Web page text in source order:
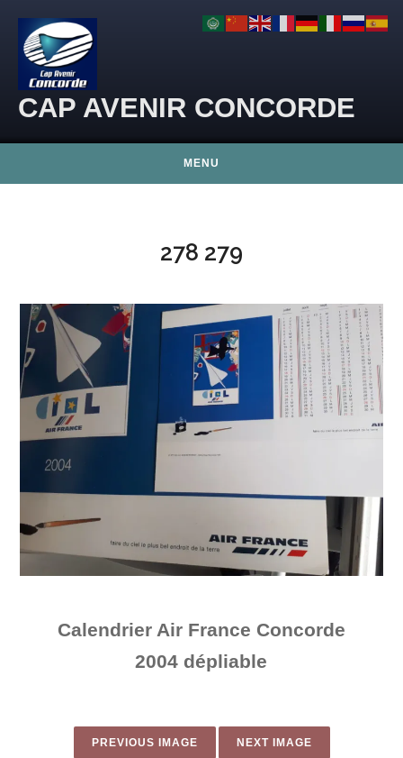
CAP AVENIR CONCORDE
MENU
278 279
Calendrier Air France Concorde
2004 dépliable
PREVIOUS IMAGE NEXT IMAGE